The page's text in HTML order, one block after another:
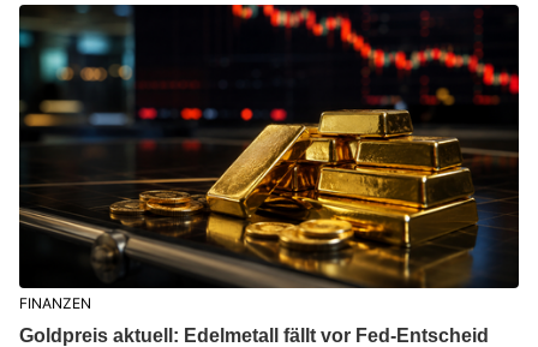
FINANZEN
Goldpreis aktuell: Edelmetall fällt vor Fed-Entscheid